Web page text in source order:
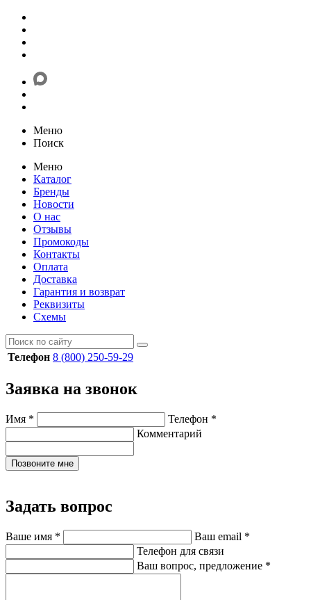
Меню
Поиск
Меню
Каталог
Бренды
Новости
О нас
Отзывы
Промокоды
Контакты
Оплата
Доставка
Гарантия и возврат
Реквизиты
Схемы
Телефон 8 (800) 250-59-29
Заявка на звонок
Имя * Телефон *
Комментарий
Позвоните мне
Задать вопрос
Ваше имя * Ваш email *
Телефон для связи
Ваш вопрос, предложение *